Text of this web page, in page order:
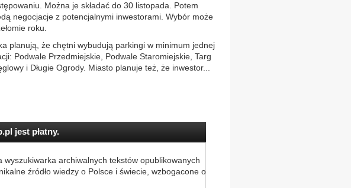
Można je składać do 30 listopada. Potem
negocjacje z potencjalnymi inwestorami. Wybór może
roku.
planują, że chętni wybudują parkingi w minimum jednej
Podwale Przedmiejskie, Podwale Staromiejskie, Targ
i Długie Ogrody. Miasto planuje też, że inwestor...
jest płatny.
archiwalnych tekstów opublikowanych
źródło wiedzy o Polsce i świecie, wzbogacone o